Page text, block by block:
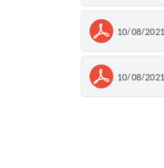
10/08/2021
10/08/2021